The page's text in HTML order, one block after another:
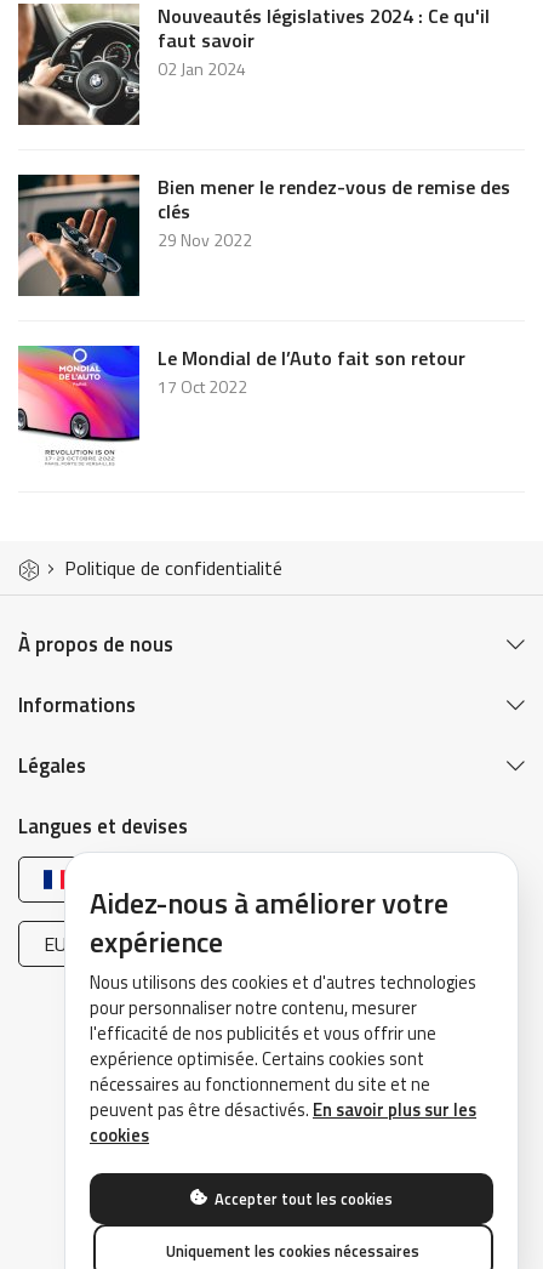
Nouveautés législatives 2024 : Ce qu'il
faut savoir
02 Jan 2024
Bien mener le rendez-vous de remise des
clés
29 Nov 2022
Le Mondial de l’Auto fait son retour
17 Oct 2022
Politique de confidentialité
À propos de nous
Informations
Légales
Langues et devises
EUR (€)
©2026 DrivePark - Tous droits réservés.
Aidez-nous à améliorer votre
expérience
Nous utilisons des cookies et d'autres technologies
pour personnaliser notre contenu, mesurer
l'efficacité de nos publicités et vous offrir une
expérience optimisée. Certains cookies sont
nécessaires au fonctionnement du site et ne
peuvent pas être désactivés. En savoir plus sur les
cookies
Accepter tout les cookies
Uniquement les cookies nécessaires